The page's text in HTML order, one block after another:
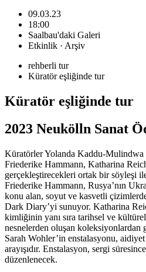
09.03.23
18:00
Saalbau'daki Galeri
Etkinlik · Arşiv
rehberli tur
Küratör eşliğinde tur
Küratör eşliğinde tur
2023 Neukölln Sanat
Küratörler Yolanda Kaddu-Mulindwa
Friederike Hammann, Katharina
gerçekleştirecekleri ortak bir söyleşi
Friederike Hammann, Rusya’nın
konu alan, soyut ve kasvetli
Dark Diary’yi sunuyor. Katharina
kimliğinin yanı sıra tarihsel ve
nesnelerden oluşan koleksiyonlardan
Sarah Wohler’in enstalasyonu,
arayışıdır. Enstalasyon, sergi
düzenlenecek.